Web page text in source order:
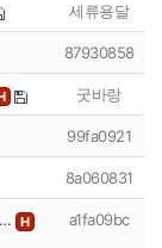
세류용달
87930858
굿바랑
99fa0921
8a060831
H a1fa09bc